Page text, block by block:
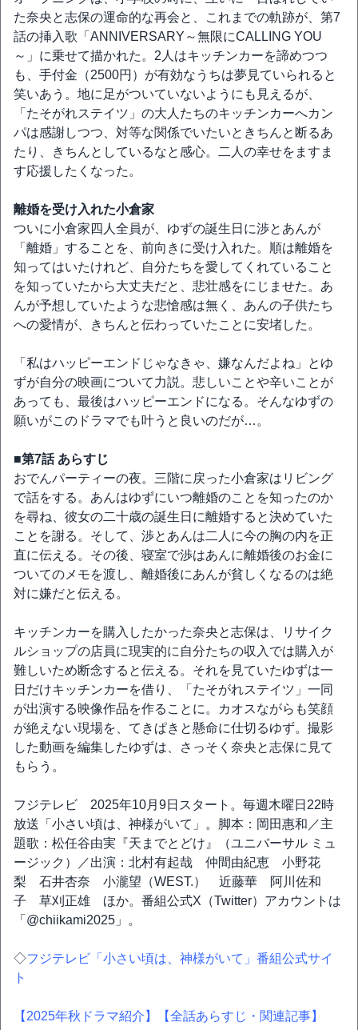
た奈央と志保の運命的な再会と、これまでの軌跡が、第7
話の挿入歌「ANNIVERSARY～無限にCALLING YOU
～」に乗せて描かれた。2人はキッチンカーを諦めつつ
も、手付金（2500円）が有効なうちは夢見ていられると
笑いあう。地に足がついていないようにも見えるが、
「たそがれステイツ」の大人たちのキッチンカーへカン
パは感謝しつつ、対等な関係でいたいときちんと断るあ
たり、きちんとしているなと感心。二人の幸せをますま
す応援したくなった。
離婚を受け入れた小倉家
ついに小倉家四人全員が、ゆずの誕生日に渉とあんが
「離婚」することを、前向きに受け入れた。順は離婚を
知ってはいたけれど、自分たちを愛してくれていること
を知っていたから大丈夫だと、悲壮感をにじませた。あ
んが予想していたような悲愴感は無く、あんの子供たち
への愛情が、きちんと伝わっていたことに安堵した。
「私はハッピーエンドじゃなきゃ、嫌なんだよね」とゆ
ずが自分の映画について力説。悲しいことや辛いことが
あっても、最後はハッピーエンドになる。そんなゆずの
願いがこのドラマでも叶うと良いのだが…。
■第7話 あらすじ
おでんパーティーの夜。三階に戻った小倉家はリビング
で話をする。あんはゆずにいつ離婚のことを知ったのか
を尋ね、彼女の二十歳の誕生日に離婚すると決めていた
ことを謝る。そして、渉とあんは二人に今の胸の内を正
直に伝える。その後、寝室で渉はあんに離婚後のお金に
ついてのメモを渡し、離婚後にあんが貧しくなるのは絶
対に嫌だと伝える。
キッチンカーを購入したかった奈央と志保は、リサイク
ルショップの店員に現実的に自分たちの収入では購入が
難しいため断念すると伝える。それを見ていたゆずは一
日だけキッチンカーを借り、「たそがれステイツ」一同
が出演する映像作品を作ることに。カオスながらも笑顔
が絶えない現場を、てきぱきと懸命に仕切るゆず。撮影
した動画を編集したゆずは、さっそく奈央と志保に見て
もらう。
フジテレビ 2025年10月9日スタート。毎週木曜日22時
放送「小さい頃は、神様がいて」。脚本：岡田惠和／主
題歌：松任谷由実『天までとどけ』（ユニバーサル ミュ
ージック）／出演：北村有起哉 仲間由紀恵 小野花
梨 石井杏奈 小瀧望（WEST.） 近藤華 阿川佐和
子 草刈正雄 ほか。番組公式X（Twitter）アカウントは
「@chiikami2025」。
◇フジテレビ「小さい頃は、神様がいて」番組公式サイ
ト
【2025年秋ドラマ紹介】 【全話あらすじ・関連記事】